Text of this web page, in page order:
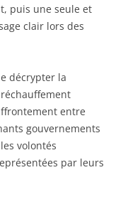
puis une seule et
clair lors des
décrypter la
entre
gouvernements
volontés
par leurs